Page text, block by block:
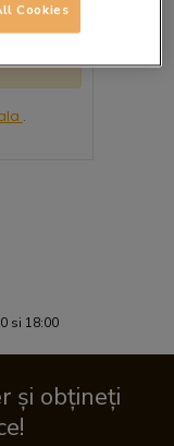
.
si 18:00
și obțineți
Cookies